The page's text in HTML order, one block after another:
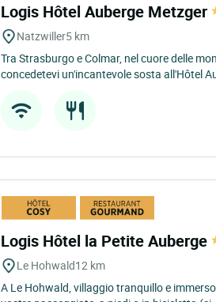
Logis Hôtel Auberge Metzger
Natzwiller5 km
Tra Strasburgo e Colmar, nel cuore delle
concedetevi un'incantevole sosta all'Hôtel
Logis Hôtel la Petite Auberge
Le Hohwald12 km
A Le Hohwald, villaggio tranquillo e